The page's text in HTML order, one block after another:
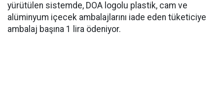
yürütülen sistemde, DOA logolu plastik, cam ve
alüminyum içecek ambalajlarını iade eden tüketiciye
ambalaj başına 1 lira ödeniyor.